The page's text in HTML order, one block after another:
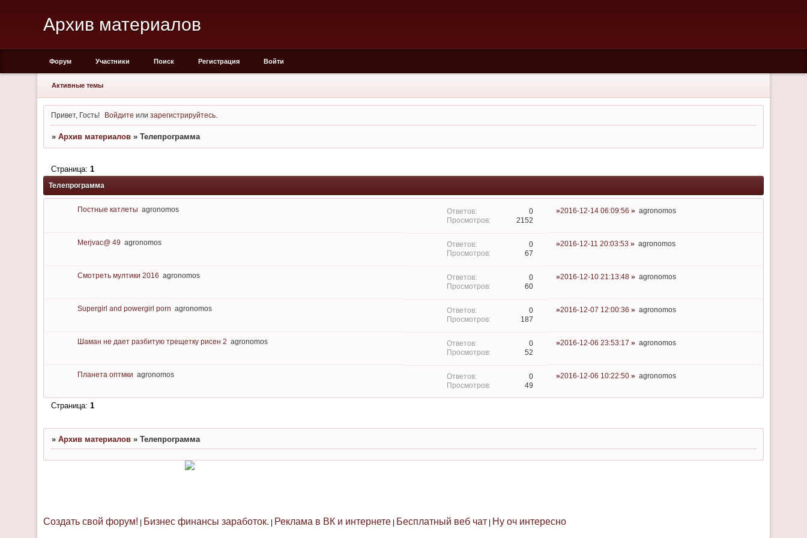
Архив материалов
Форум Участники Поиск Регистрация Войти
Активные темы
Привет, Гость! Войдите илизарегистрируйтесь
» Архив материалов » Телепрограмма
Телепрограмма
Страница: 1
Постные катлеты agronomos
0
2152
2016-12-14 06:09:56 agronomos
Merjvac@ 49 agronomos
0
67
2016-12-11 20:03:53 agronomos
Смотреть мултики 2016 agronomos
0
60
2016-12-10 21:13:48 agronomos
Supergirl and powergirl porn agronomos
0
187
2016-12-07 12:00:36 agronomos
Шаман не дает разбитую трещетку рисен 2 agronomos
0
52
2016-12-06 23:53:17 agronomos
Планета оптмки agronomos
0
49
2016-12-06 10:22:50 agronomos
Страница: 1
» Архив материалов » Телепрограмма
Создать свой форум! Бизнес финансы заработок. Реклама в ВК и интернете Бесплатный веб чат Ну оч интересно